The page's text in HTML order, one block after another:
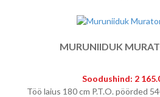
MURUNIIDUK
Soodushind: 2
Töö laius 180 cm P.T.O. pöörded